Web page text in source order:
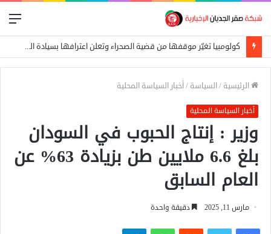
كولومبيا تغيّر موقفها من قضية الصحراء وتعلن اعترافها بسيادة المغرب
الرئيسية /السياسة /أخبار السياسة المحلية
أخبار السياسة المحلية
وزير : إنتاج الحبوب في السودان
بلغ 6.6 ملايين طن بزيادة 63% عن
العام السابق
مارس 11, 2025 دقيقة واحدة
فيسبوكتويتر واتساب تيلقرام